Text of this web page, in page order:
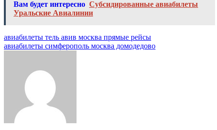
Вам будет интересно Субсидированные авиабилеты
Уральские Авиалинии
Навигация
по
авиабилеты тель авив москва прямые рейсы
авиабилеты симферополь москва домодедово